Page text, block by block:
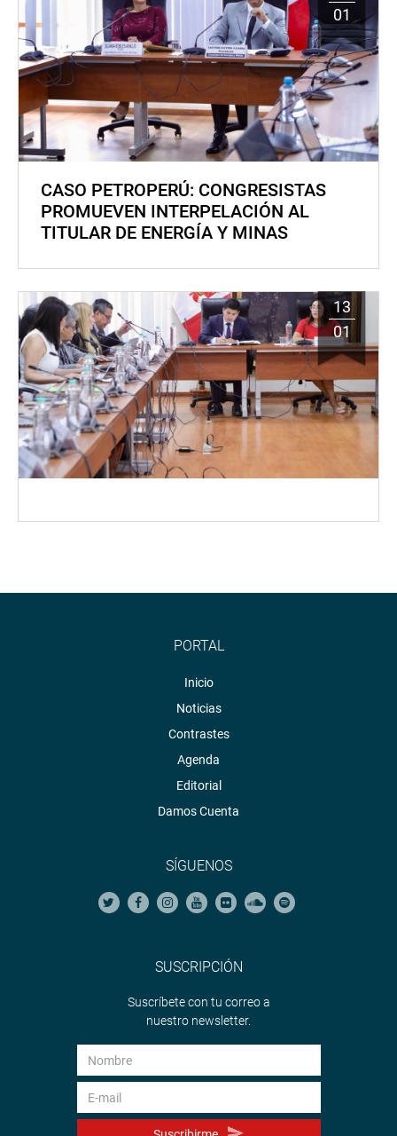
01
CASO PETROPERÚ: CONGRESISTAS
PROMUEVEN INTERPELACIÓN AL
TITULAR DE ENERGÍA Y MINAS
13
01
PORTAL
Inicio
Noticias
Contrastes
Agenda
Editorial
Damos Cuenta
SÍGUENOS
SUSCRIPCIÓN
Suscríbete con tu correo a
nuestro newsletter.